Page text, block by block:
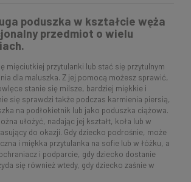
poduszka w kształcie węża
przedmiot o wielu
mięciutkiej przytulanki lub stać się przytulnym
dla maluszka. Z jej pomocą możesz sprawić,
stanie się milsze, bardziej miękkie i
się sprawdzi także podczas karmienia piersią,
na podłokietnik lub jako poduszka ciążowa.
ułożyć, nadając jej kształt, koła lub w
do okazji. Gdy dziecko podrośnie, może
i miękka przytulanka na sofie lub w łóżku, a
i podparcie, gdy dziecko dostanie
się również wtedy, gdy dziecko zaśnie w